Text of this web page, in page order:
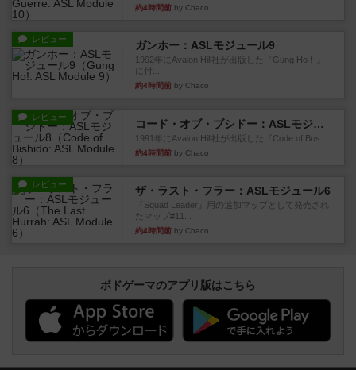
約4時間前 by Chaco
レビュー ガンホー：ASLモジュール9
1992年にAvalon Hill社が出版した『Gung Ho！』
に付...
約4時間前 by Chaco
レビュー
コード・オブ・ブシドー：ASLモジュール8
1991年にAvalon Hill社が出版した『Code of Bus...
約4時間前 by Chaco
レビュー ザ・ラスト・フラー：ASLモジュール6
『Squad Leader』用の追加マップとして発売され
たマップ#11...
約4時間前 by Chaco
ボドゲーマのアプリ版はこちら